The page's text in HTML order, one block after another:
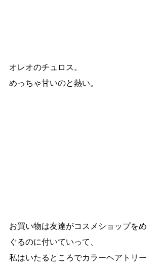
オレオのチュロス。
めっちゃ甘いのと熱い。
お買い物は友達がコスメショップをめ
ぐるのに付いていって、
私はいたるところでカラーヘアトリー